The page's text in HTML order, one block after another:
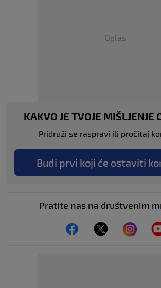
Oglas
KAKVO JE TVOJE MIŠLJENJE
Pridruži se raspravi ili pročitaj
Budi prvi koji će ostaviti
Pratite nas na društvenim